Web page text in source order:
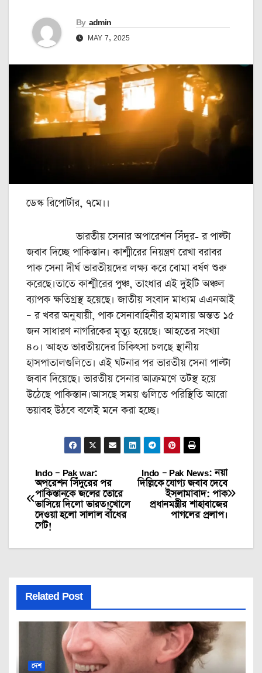
By admin
MAY 7, 2025
ডেস্ক রিপোর্টার, ৭মে।।
ভারতীয় সেনার অপারেশন সিঁদুর- র পাল্টা
জবাব দিচ্ছে পাকিস্তান। কাশ্মীরের নিয়ন্ত্রণ রেখা বরাবর
পাক সেনা দীর্ঘ ভারতীয়দের লক্ষ্য করে বোমা বর্ষণ শুরু
করেছে।তাতে কাশ্মীরের পুঞ্চ, তাংধার এই দুইটি অঞ্চল
ব্যাপক ক্ষতিগ্রস্থ হয়েছে। জাতীয় সংবাদ মাধ্যম এএনআই
– র খবর অনুযায়ী, পাক সেনাবাহিনীর হামলায় অন্তত ১৫
জন সাধারণ নাগরিকের মৃত্যু হয়েছে। আহতের সংখ্যা
৪০। আহত ভারতীয়দের চিকিৎসা চলছে স্থানীয়
হাসপাতালগুলিতে। এই ঘটনার পর ভারতীয় সেনা পাল্টা
জবাব দিয়েছে। ভারতীয় সেনার আক্রমণে তটস্থ হয়ে
উঠেছে পাকিস্তান।আসছে সময় গুলিতে পরিস্থিতি আরো
ভয়াবহ উঠবে বলেই মনে করা হচ্ছে।
Post
navigation
Indo – Pak News: নয়া
দিল্লিকে যোগ্য জবাব দেবে
ইসলামাবাদ: পাক
প্রধানমন্ত্রীর শাহাবাজের
পাগলের প্রলাপ।
Indo – Pak war:
অপরেশন সিঁদুরের পর
পাকিস্তানকে জলের তোরে
ভাসিয়ে দিলো ভারত!খোলে
দেওয়া হলো সালাল বাঁধের
গেট!
Related Post
দেশ